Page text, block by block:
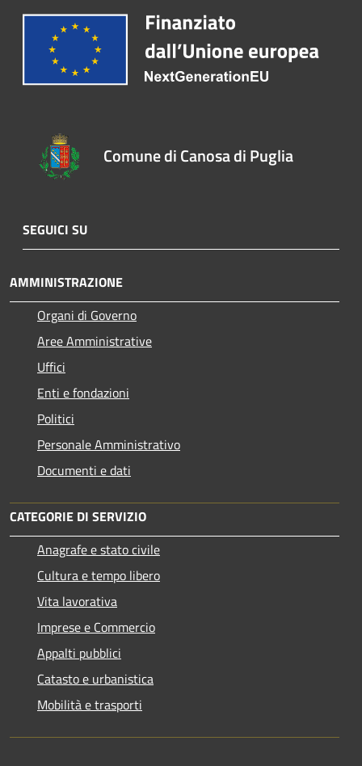
Comune di Canosa di Puglia
SEGUICI SU
AMMINISTRAZIONE
Organi di Governo
Aree Amministrative
Uffici
Enti e fondazioni
Politici
Personale Amministrativo
Documenti e dati
CATEGORIE DI SERVIZIO
Anagrafe e stato civile
Cultura e tempo libero
Vita lavorativa
Imprese e Commercio
Appalti pubblici
Catasto e urbanistica
Mobilità e trasporti